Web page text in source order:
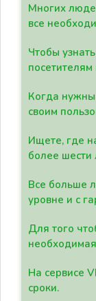
Многих
все
Чтобы
Когда нужны
своим
Ищете, где
более шести
Все больше
уровне и с
Для того
На сервисе
сроки.